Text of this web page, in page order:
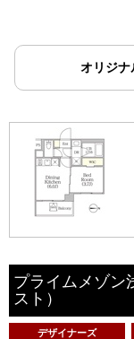
オリジナ
プライムメゾン
スト）
デザイナーズ